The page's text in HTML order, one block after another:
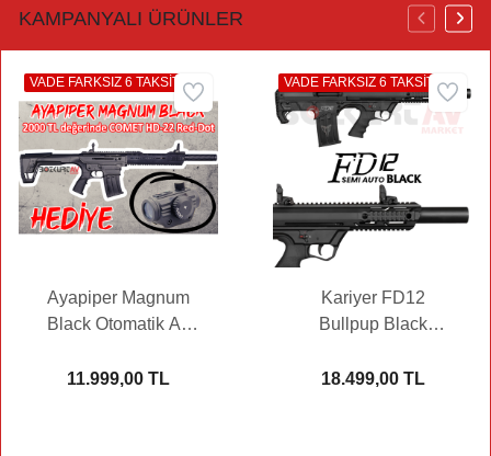
KAMPANYALI ÜRÜNLER
Ayapiper Magnum
Black Otomatik Av
22 Reddot Hediyeli)
11.999,00 TL
VADE FARKSIZ 6 TAKSİT
Kariyer FD12
Bullpup Black
(Comet HD-22
18.499,00 TL
VADE FARKSIZ 6 TAKSİT